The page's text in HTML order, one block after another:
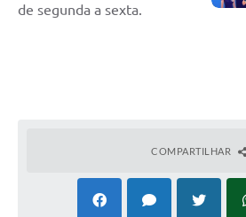
Links úteis
de segunda a sexta.
COMPARTILHAR